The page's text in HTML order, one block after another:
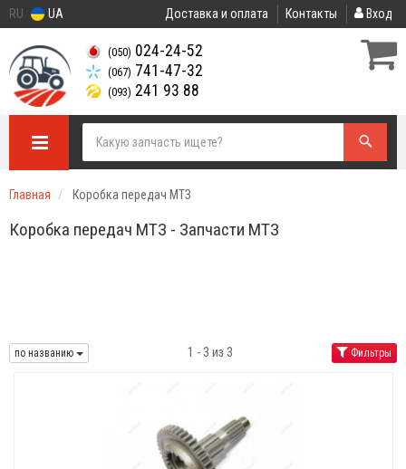
RU UA Доставка и оплата Контакты Вход
(050) 024-24-52
(067) 741-47-32
(093) 241 93 88
Главная Коробка передач МТЗ
Коробка передач МТЗ - Запчасти МТЗ
по названию 1 - 3 из 3 Фильтры